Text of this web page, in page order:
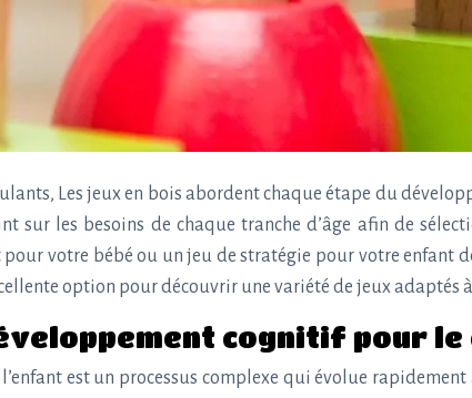
Les jeux en bois abordent chaque étape du
sur les besoins de chaque tranche d’âge afin de
votre bébé ou un jeu de stratégie pour votre enfant
option pour découvrir une variété de jeux adaptés
cognitif pour
est un processus complexe qui évolue